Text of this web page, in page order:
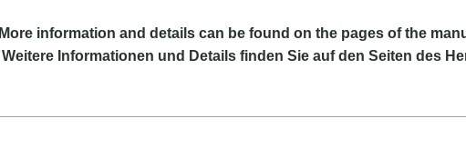
More information and details can be found on the pages of the
Weitere Informationen und Details finden Sie auf den Seiten des